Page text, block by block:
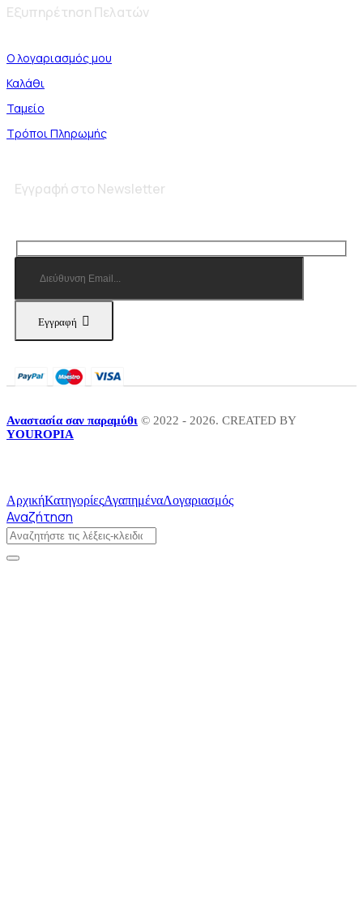
Εξυπηρέτηση Πελατών
Ο λογαριασμός μου
Καλάθι
Ταμείο
Τρόποι Πληρωμής
Εγγραφή στο Newsletter
Εγγραφή
Αναστασία σαν παραμύθι © 2022 - 2026. CREATED BY
YOUROPIA
ΑρχικήΚατηγορίεςΑγαπημέναΛογαριασμός
Αναζήτηση